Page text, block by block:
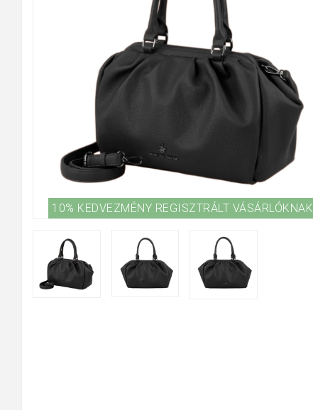
10% KEDVEZMÉNY REGISZTRÁLT VÁSÁRLÓKNAK